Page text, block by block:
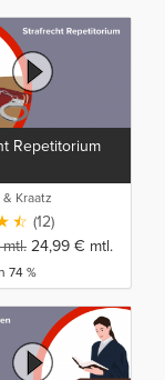
Repetitorium
Kraatz
(12)
mtl. 24,99 € mtl.
74 %